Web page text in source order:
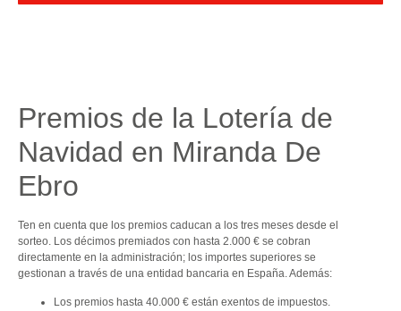
Premios de la Lotería de
Navidad en Miranda De
Ebro
Ten en cuenta que los premios caducan a los tres meses desde el
sorteo. Los décimos premiados con hasta 2.000 € se cobran
directamente en la administración; los importes superiores se
gestionan a través de una entidad bancaria en España. Además:
Los premios hasta 40.000 € están exentos de impuestos.